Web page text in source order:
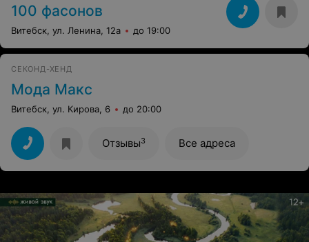
100 фасонов
Витебск, ул. Ленина, 12а до 19:00
СЕКОНД-ХЕНД
Мода Макс
Витебск, ул. Кирова, 6 до 20:00
Отзывы3 Все адреса